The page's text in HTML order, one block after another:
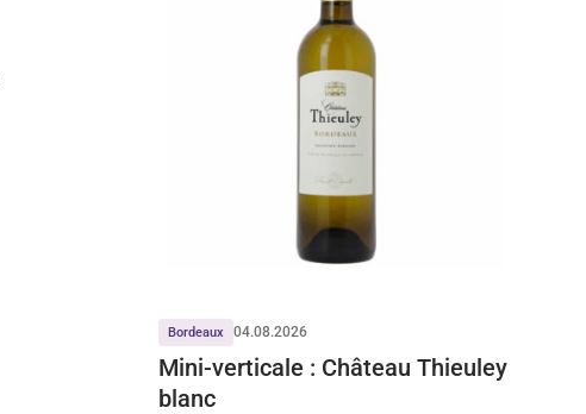
Bordeaux 04.08.2026
Mini-verticale : Château Thieuley
blanc